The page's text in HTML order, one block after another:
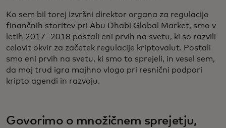
Ko sem bil torej izvršni direktor organa za regulacijo
finančnih storitev pri Abu Dhabi Global Market, smo v
letih 2017–2018 postali eni prvih na svetu, ki so razvili
celovit okvir za začetek regulacije kriptovalut. Postali
smo eni prvih na svetu, ki smo to sprejeli, in vesel sem,
da moj trud igra majhno vlogo pri resnični podpori
kripto agendi in razvoju.
Govorimo o množičnem sprejetju,